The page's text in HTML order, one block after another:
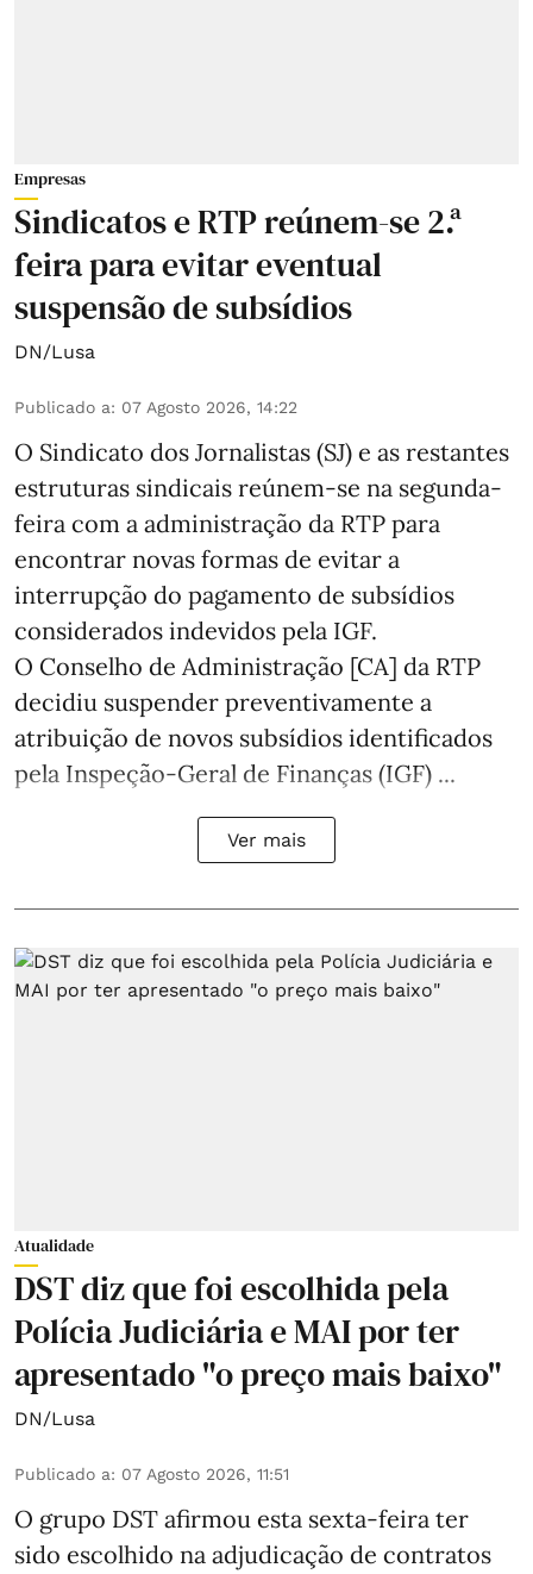
Empresas
Sindicatos e RTP reúnem-se 2.ª
feira para evitar eventual
suspensão de subsídios
DN/Lusa
Publicado a: 07 Agosto 2026, 14:22
O Sindicato dos Jornalistas (SJ) e as restantes
estruturas sindicais reúnem-se na segunda-
feira com a administração da RTP para
encontrar novas formas de evitar a
interrupção do pagamento de subsídios
considerados indevidos pela IGF.
O Conselho de Administração [CA] da RTP
decidiu suspender preventivamente a
atribuição de novos subsídios identificados
pela Inspeção-Geral de Finanças (IGF) ...
Ver mais
Atualidade
DST diz que foi escolhida pela
Polícia Judiciária e MAI por ter
apresentado "o preço mais baixo"
DN/Lusa
Publicado a: 07 Agosto 2026, 11:51
O grupo DST afirmou esta sexta-feira ter
sido escolhido na adjudicação de contratos